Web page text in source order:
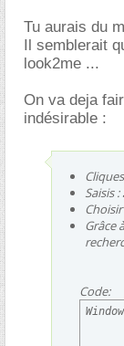
Tu aurais du
Il semblerait
look2me ...
On va deja
indésirable :
Saisis :
Grâce
Code: